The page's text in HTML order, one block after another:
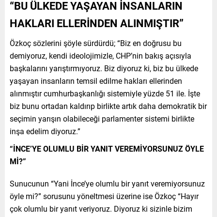
“BU ÜLKEDE YAŞAYAN İNSANLARIN
HAKLARI ELLERİNDEN ALINMIŞTIR”
Özkoç sözlerini şöyle sürdürdü; “Biz en doğrusu bu
demiyoruz, kendi ideolojimizle, CHP’nin bakış açısıyla
başkalarını yarıştırmıyoruz. Biz diyoruz ki, biz bu ülkede
yaşayan insanların temsil edilme hakları ellerinden
alınmıştır cumhurbaşkanlığı sistemiyle yüzde 51 ile. İşte
biz bunu ortadan kaldırıp birlikte artık daha demokratik bir
seçimin yarışın olabileceği parlamenter sistemi birlikte
inşa edelim diyoruz.”
“İNCE’YE OLUMLU BİR YANIT VEREMİYORSUNUZ ÖYLE
Mİ?”
Sunucunun “Yani İnce’ye olumlu bir yanıt veremiyorsunuz
öyle mi?” sorusunu yöneltmesi üzerine ise Özkoç “Hayır
çok olumlu bir yanıt veriyoruz. Diyoruz ki sizinle bizim